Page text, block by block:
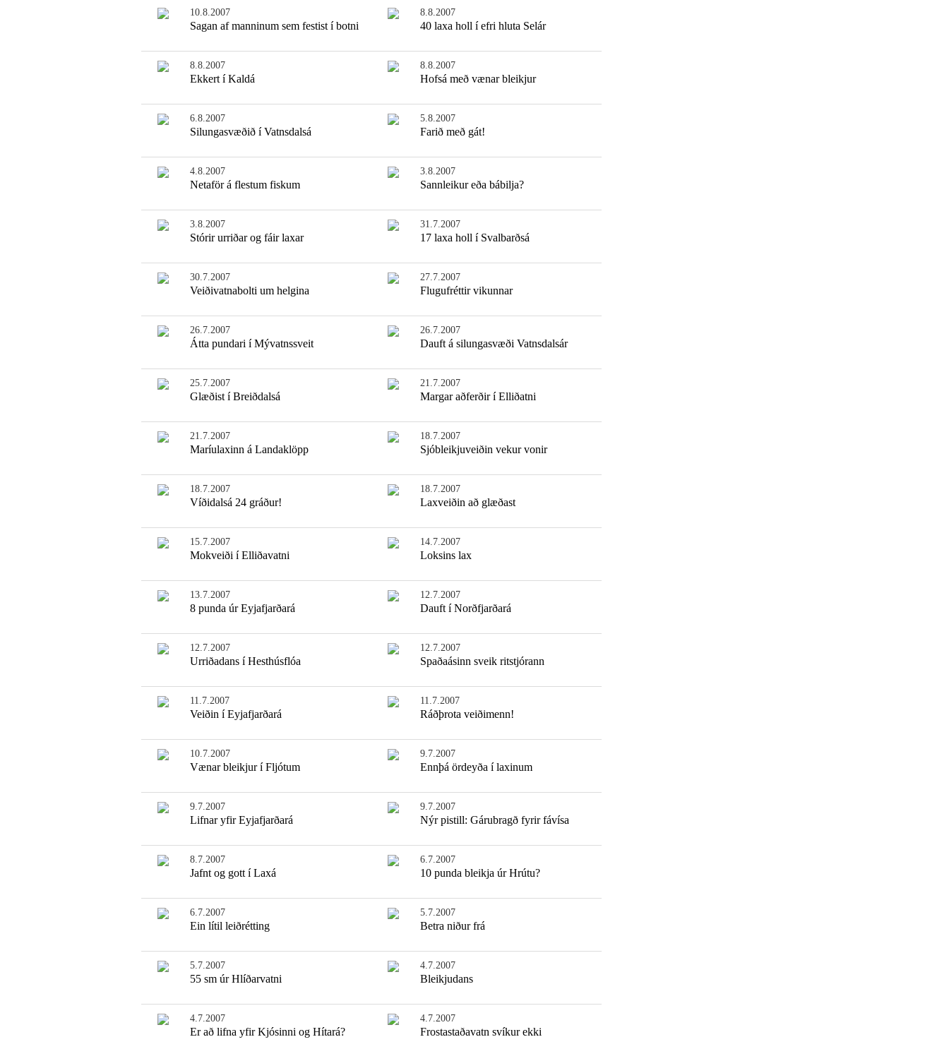
10.8.2007
Sagan af manninum sem festist í botni
8.8.2007
40 laxa holl í efri hluta Selár
8.8.2007
Ekkert í Kaldá
8.8.2007
Hofsá með vænar bleikjur
6.8.2007
Silungasvæðið í Vatnsdalsá
5.8.2007
Farið með gát!
4.8.2007
Netaför á flestum fiskum
3.8.2007
Sannleikur eða bábilja?
3.8.2007
Stórir urriðar og fáir laxar
31.7.2007
17 laxa holl í Svalbarðsá
30.7.2007
Veiðivatnabolti um helgina
27.7.2007
Flugufréttir vikunnar
26.7.2007
Átta pundari í Mývatnssveit
26.7.2007
Dauft á silungasvæði Vatnsdalsár
25.7.2007
Glæðist í Breiðdalsá
21.7.2007
Margar aðferðir í Elliðatni
21.7.2007
Maríulaxinn á Landaklöpp
18.7.2007
Sjóbleikjuveiðin vekur vonir
18.7.2007
Víðidalsá 24 gráður!
18.7.2007
Laxveiðin að glæðast
15.7.2007
Mokveiði í Elliðavatni
14.7.2007
Loksins lax
13.7.2007
8 punda úr Eyjafjarðará
12.7.2007
Dauft í Norðfjarðará
12.7.2007
Urriðadans í Hesthúsflóa
12.7.2007
Spaðaásinn sveik ritstjórann
11.7.2007
Veiðin í Eyjafjarðará
11.7.2007
Ráðþrota veiðimenn!
10.7.2007
Vænar bleikjur í Fljótum
9.7.2007
Ennþá ördeyða í laxinum
9.7.2007
Lifnar yfir Eyjafjarðará
9.7.2007
Nýr pistill: Gárubragð fyrir fávísa
8.7.2007
Jafnt og gott í Laxá
6.7.2007
10 punda bleikja úr Hrútu?
6.7.2007
Ein lítil leiðrétting
5.7.2007
Betra niður frá
5.7.2007
55 sm úr Hlíðarvatni
4.7.2007
Bleikjudans
4.7.2007
Er að lifna yfir Kjósinni og Hítará?
4.7.2007
Frostastaðavatn svíkur ekki